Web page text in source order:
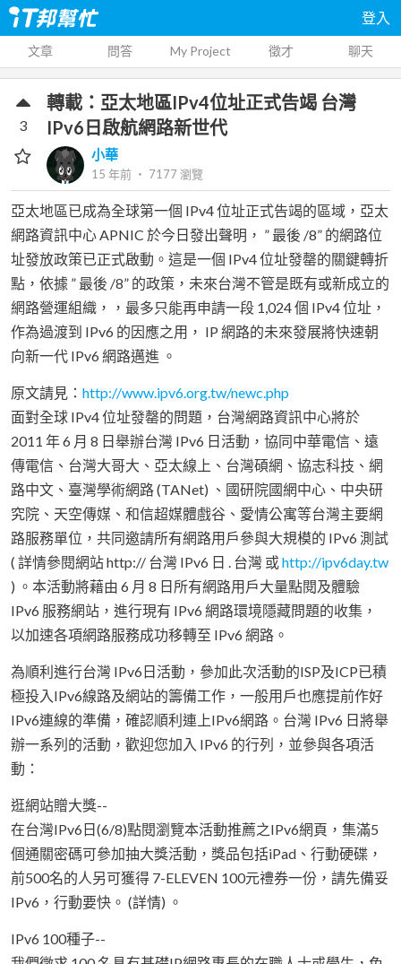
登入
文章 問答 My Project 徵才 聊天
轉載：亞太地區IPv4位址正式告竭 台灣
IPv6日啟航網路新世代
小華
15 年前 ‧ 7177瀏覽
3
亞太地區已成為全球第一個 IPv4 位址正式告竭的區域，亞太
網路資訊中心 APNIC 於今日發出聲明， ” 最後 /8” 的網路位
址發放政策已正式啟動。這是一個 IPv4 位址發罄的關鍵轉折
點，依據 ” 最後 /8” 的政策，未來台灣不管是既有或新成立的
網路營運組織，，最多只能再申請一段 1,024 個 IPv4 位址，
作為過渡到 IPv6 的因應之用， IP 網路的未來發展將快速朝
向新一代 IPv6 網路邁進 。
原文請見： http://www.ipv6.org.tw/newc.php
面對全球 IPv4 位址發罄的問題，台灣網路資訊中心將於
2011 年 6 月 8 日舉辦台灣 IPv6 日活動，協同中華電信、遠
傳電信、台灣大哥大、亞太線上、台灣碩網、協志科技、網
路中文、臺灣學術網路 (TANet) 、國研院國網中心、中央研
究院、天空傳媒、和信超媒體戲谷、愛情公寓等台灣主要網
路服務單位，共同邀請所有網路用戶參與大規模的 IPv6 測試
( 詳情參閱網站 http:// 台灣 IPv6 日 . 台灣 或http://ipv6day.tw
) 。本活動將藉由 6 月 8 日所有網路用戶大量點閱及體驗
IPv6 服務網站，進行現有 IPv6 網路環境隱藏問題的收集，
以加速各項網路服務成功移轉至 IPv6 網路。
為順利進行台灣 IPv6日活動，參加此次活動的ISP及ICP已積
極投入IPv6線路及網站的籌備工作，一般用戶也應提前作好
IPv6連線的準備，確認順利連上IPv6網路。台灣 IPv6 日將舉
辦一系列的活動，歡迎您加入 IPv6 的行列，並參與各項活
動：
逛網站贈大獎--
在台灣IPv6日(6/8)點閱瀏覽本活動推薦之IPv6網頁，集滿5
個通關密碼可參加抽大獎活動，獎品包括iPad、行動硬碟，
前500名的人另可獲得 7-ELEVEN 100元禮券一份，請先備妥
IPv6，行動要快。 (詳情) 。
IPv6 100種子--